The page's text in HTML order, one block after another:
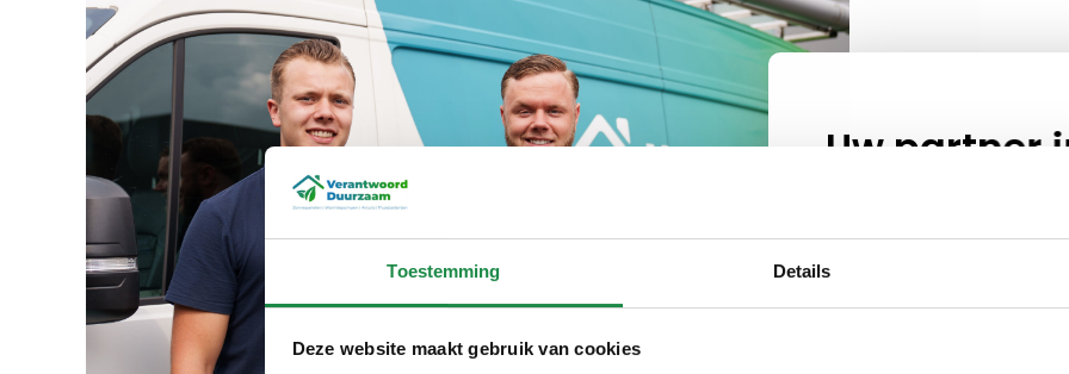
Toestemming Details
Deze website maakt gebruik van cookies
Uw partner
energie in
Bij Verantwoord
installaties die uw
verlagen. Onze diensten